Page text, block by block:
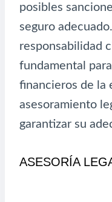
posibles
seguro
responsabilidad
fundamental
financieros de la
asesoramiento
garantizar su
ASESORÍA